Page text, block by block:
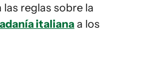
reglas sobre la
italianaa los